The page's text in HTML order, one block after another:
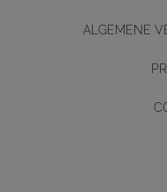
ALGEMENE
Diseño y